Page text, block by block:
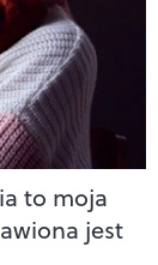
to moja
jest